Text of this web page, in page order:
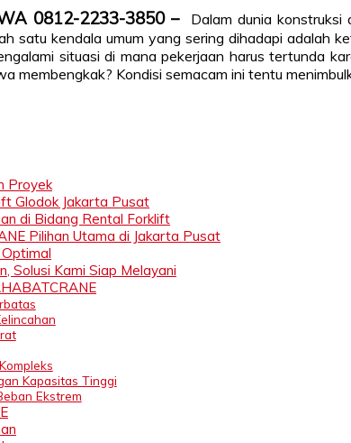
0812-2233-3850 –
Dalam dunia konstruksi
satu kendala umum yang sering dihadapi adalah
situasi di mana pekerjaan harus tertunda
membengkak? Kondisi semacam ini tentu
Proyek
Glodok Jakarta Pusat
di Bidang Rental Forklift
Pilihan Utama di Jakarta Pusat
Solusi Kami Siap Melayani
Kapasitas Tinggi
Ekstrem